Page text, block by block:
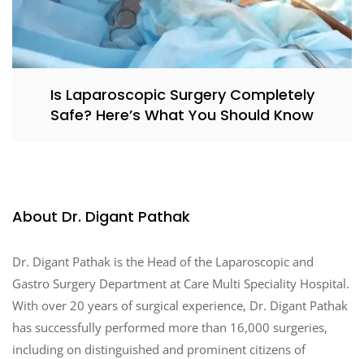
Is Laparoscopic Surgery Completely
Safe? Here’s What You Should Know
About Dr. Digant Pathak
Dr. Digant Pathak is the Head of the Laparoscopic and
Gastro Surgery Department at Care Multi Speciality Hospital.
With over 20 years of surgical experience, Dr. Digant Pathak
has successfully performed more than 16,000 surgeries,
including on distinguished and prominent citizens of